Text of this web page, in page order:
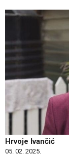
Hrvoje Ivančić
05. 02. 2025.